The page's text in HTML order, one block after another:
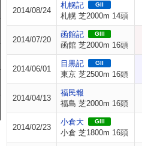
2014/08/24
札幌記 GII
札幌 芝2000m 14頭
2014/07/20
函館記 GIII
函館 芝2000m 16頭
2014/06/01
目黒記 GII
東京 芝2500m 16頭
2014/04/13
福民報
福島 芝2000m 16頭
2014/02/23
小倉大 GIII
小倉 芝1800m 16頭